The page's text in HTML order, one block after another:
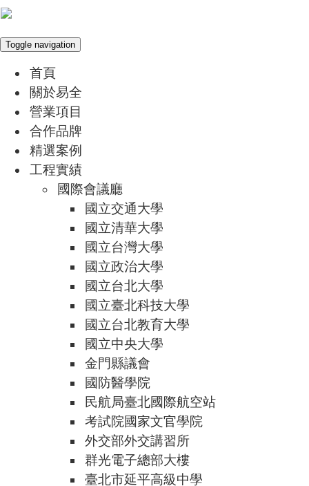
Toggle navigation
首頁
關於易全
營業項目
合作品牌
精選案例
工程實績
國際會議廳
國立交通大學
國立清華大學
國立台灣大學
國立政治大學
國立台北大學
國立臺北科技大學
國立台北教育大學
國立中央大學
金門縣議會
國防醫學院
民航局臺北國際航空站
考試院國家文官學院
外交部外交講習所
群光電子總部大樓
臺北市延平高級中學